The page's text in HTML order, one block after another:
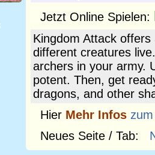
Jetzt Online Spielen:
Kingdom Attack
different creatures
archers in your army.
potent. Then, get
dragons, and other
Hier Mehr Infos
Neues Seite / Tab: